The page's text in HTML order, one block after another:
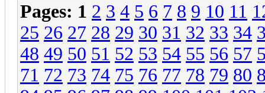
Pages: 1 2 3 4 5 6 7 8 9 10 11
25 26 27 28 29 30 31 32 33 34
48 49 50 51 52 53 54 55 56 57
71 72 73 74 75 76 77 78 79 80